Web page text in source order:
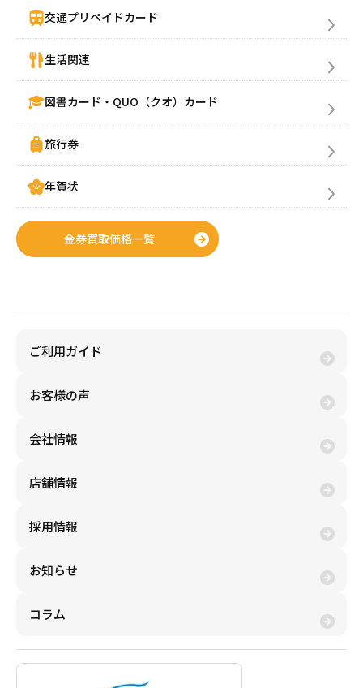
交通プリペイドカード
生活関連
図書カード・QUO（クオ）カード
旅行券
年賀状
金券買取価格一覧
ご利用ガイド
お客様の声
会社情報
店舗情報
採用情報
お知らせ
コラム